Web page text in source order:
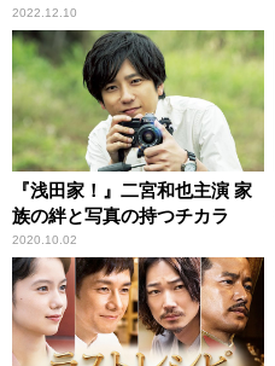
2022.12.10
『浅田家！』二宮和也主演 家
族の絆と写真の持つチカラ
2020.10.02